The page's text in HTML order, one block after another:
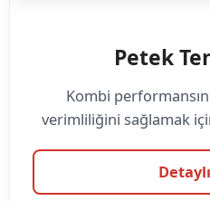
Petek
Kombi
verimliliğini sağlamak